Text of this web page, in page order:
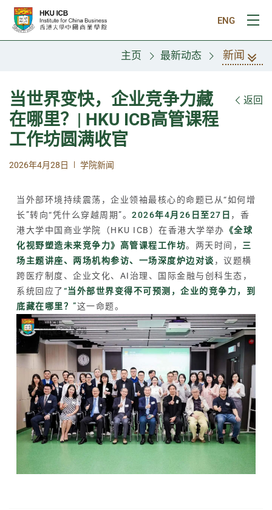
跳往主要内容
ENG
打
主页 最新动态 新闻
当世界变快，企业竞争力藏
在哪里？| HKU ICB高管课程
工作坊圆满收官
返回
2026年4月28日 | 学院新闻
当外部环境持续震荡，企业领袖最核心的命题已从“如何增
长”转向“凭什么穿越周期”。 2026年4月26日至27日 ，香
港大学中国商业学院（HKU ICB）在香港大学举办 《全球
化视野塑造未来竞争力》高管课程工作坊。两天时间， 三
场主题讲座、两场机构参访、一场深度炉边对谈 ，议题横
跨医疗制度、企业文化、AI治理、国际金融与创科生态，
系统回应了“当外部世界变得不可预测，企业的竞争力，到
底藏在哪里？”这一命题。